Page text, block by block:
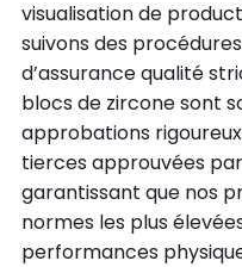
visualisation de
suivons des
d’assurance qualité
blocs de zircone sont
approbations
tierces approuvées par
garantissant que nos
normes les plus
performances